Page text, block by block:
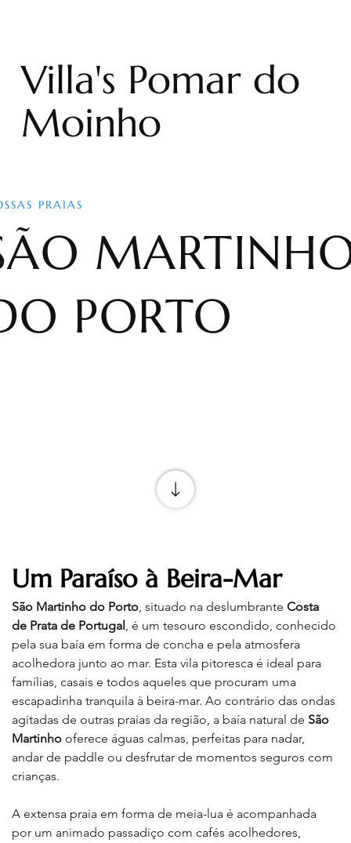
Villa's Pomar do
Moinho
PRAIAS
PORTO
Um Paraíso à Beira-Mar
São Martinho do Porto, situado na deslumbrante Costa
de Prata de Portugal, é um tesouro escondido, conhecido
pela sua baía em forma de concha e pela atmosfera
acolhedora junto ao mar. Esta vila pitoresca é ideal para
famílias, casais e todos aqueles que procuram uma
escapadinha tranquila à beira-mar. Ao contrário das ondas
agitadas de outras praias da região, a baía natural de São
Martinho oferece águas calmas, perfeitas para nadar,
andar de paddle ou desfrutar de momentos seguros com
crianças.
A extensa praia em forma de meia-lua é acompanhada
por um animado passadiço com cafés acolhedores,